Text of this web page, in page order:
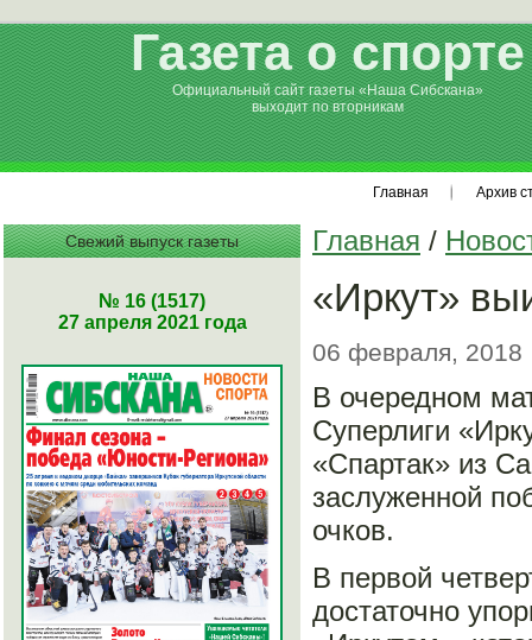
Газета о спорте
Официальный сайт газеты «Наша Сибскана»
выходит по вторникам
Главная Архив
Свежий выпуск газеты
№ 16 (1517)
27 апреля 2021 года
Главная /
«Иркут»
06 февраля, 2018
В очередном
Суперлиги
«Спартак» из
заслуженной
очков.
В первой
достаточно